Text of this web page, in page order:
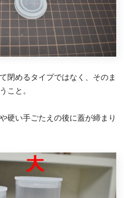
閉めるタイプではなく、そのま
こと。
硬い手ごたえの後に蓋が締まり